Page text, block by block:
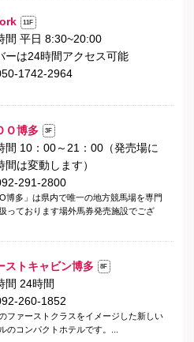
11F
間 平日 8:30~20:00
ーは24時間アクセス可能
1742-2964
Ｏ博多 3F
間 10：00～21：00（発売場に
間は変動します）
291-2800
博多」は県内で唯一の地方競馬場を専門
っております場外馬券発売施設でござ
ストキャビン博多 8F
間 24時間
260-1852
ファーストクラスをイメージした新しい
のコンパクトホテルです。...